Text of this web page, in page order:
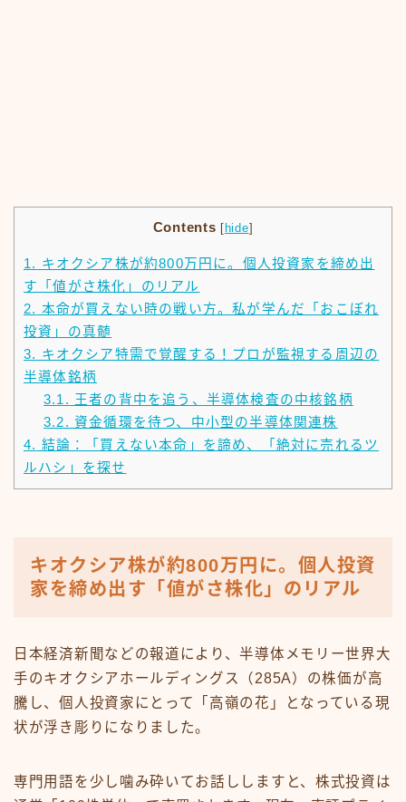
Contents [ hide]
1. キオクシア株が約800万円に。個人投資家を締め出
す「値がさ株化」のリアル
2. 本命が買えない時の戦い方。私が学んだ「おこぼれ
投資」の真髄
3. キオクシア特需で覚醒する！プロが監視する周辺の
半導体銘柄
3.1. 王者の背中を追う、半導体検査の中核銘柄
3.2. 資金循環を待つ、中小型の半導体関連株
4. 結論：「買えない本命」を諦め、「絶対に売れるツ
ルハシ」を探せ
キオクシア株が約800万円に。個人投資
家を締め出す「値がさ株化」のリアル
日本経済新聞などの報道により、半導体メモリー世界大
手のキオクシアホールディングス（285A）の株価が高
騰し、個人投資家にとって「高嶺の花」となっている現
状が浮き彫りになりました。
専門用語を少し噛み砕いてお話ししますと、株式投資は